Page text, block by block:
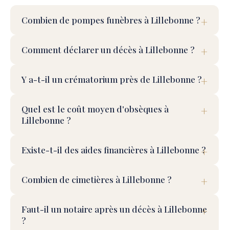
Combien de pompes funèbres à Lillebonne ?
Comment déclarer un décès à Lillebonne ?
Y a-t-il un crématorium près de Lillebonne ?
Quel est le coût moyen d'obsèques à
Lillebonne ?
Existe-t-il des aides financières à Lillebonne ?
Combien de cimetières à Lillebonne ?
Faut-il un notaire après un décès à Lillebonne
?